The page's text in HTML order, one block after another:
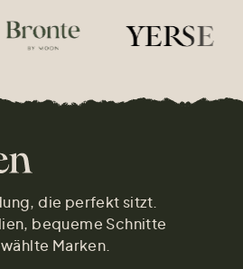
die perfekt sitzt.
bequeme Schnitte
Marken.